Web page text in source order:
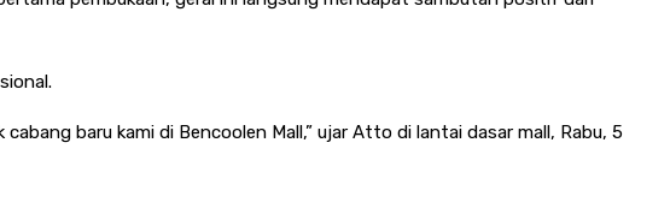
baru kami di Bencoolen Mall,” ujar Atto di lantai dasar mall, Rabu, 5